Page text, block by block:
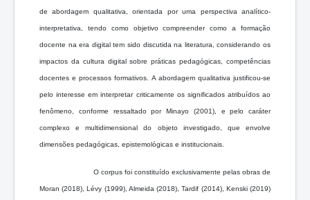
de abordagem qualitativa, orientada por uma perspectiva analítico-
interpretativa, tendo como objetivo compreender como a formação
docente na era digital tem sido discutida na literatura, considerando os
impactos da cultura digital sobre práticas pedagógicas, competências
docentes e processos formativos. A abordagem qualitativa justificou-se
pelo interesse em interpretar criticamente os significados atribuídos ao
fenômeno, conforme ressaltado por Minayo (2001), e pelo caráter
complexo e multidimensional do objeto investigado, que envolve
dimensões pedagógicas, epistemológicas e institucionais.
O corpus foi constituído exclusivamente pelas obras de
Moran (2018), Lévy (1999), Almeida (2018), Tardif (2014), Kenski (2019)